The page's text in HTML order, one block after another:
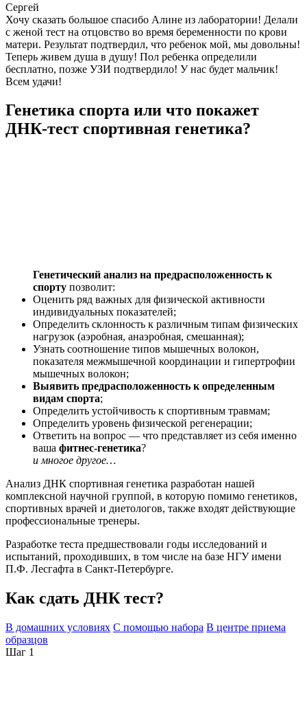
Сергей
Хочу сказать большое спасибо Алине из лаборатории! Делали
с женой тест на отцовство во время беременности по крови
матери. Результат подтвердил, что ребенок мой, мы довольны!
Теперь живем душа в душу! Пол ребенка определили
бесплатно, позже УЗИ подтвердило! У нас будет мальчик!
Всем удачи!
Генетика спорта или что покажет
ДНК-тест спортивная генетика?
Генетический анализ на предрасположенность к
спорту позволит:
Оценить ряд важных для физической активности
индивидуальных показателей;
Определить склонность к различным типам физических
нагрузок (аэробная, анаэробная, смешанная);
Узнать соотношение типов мышечных волокон,
показателя межмышечной координации и гипертрофии
мышечных волокон;
Выявить предрасположенность к определенным
видам спорта;
Определить устойчивость к спортивным травмам;
Определить уровень физической регенерации;
Ответить на вопрос — что представляет из себя именно
ваша фитнес-генетика?
и многое другое…
Анализ ДНК спортивная генетика разработан нашей
комплексной научной группой, в которую помимо генетиков,
спортивных врачей и диетологов, также входят действующие
профессиональные тренеры.
Разработке теста предшествовали годы исследований и
испытаний, проходивших, в том числе на базе НГУ имени
П.Ф. Лесгафта в Санкт-Петербурге.
Как сдать ДНК тест?
В домашних условиях С помощью набора В центре приема
образцов
Шаг 1